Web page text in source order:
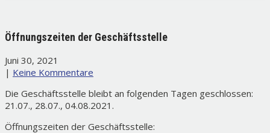
Öffnungszeiten der Geschäftsstelle
Juni 30, 2021
| Keine Kommentare
Die Geschäftsstelle bleibt an folgenden Tagen geschlossen:
21.07., 28.07., 04.08.2021.
Öffnungszeiten der Geschäftsstelle: